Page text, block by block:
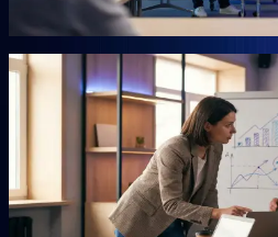
Mehr erfahren →
Autor
AHEAD Buchserie
Das Playbook für deinen Vorsprung.
Marketing, KI, Lead-Generierung,
beantwortet eine Frage: Wie baust du
Engine? Co-geschrieben mit der